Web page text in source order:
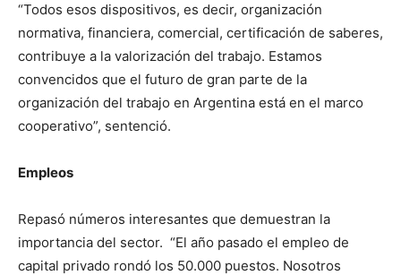
“Todos esos dispositivos, es decir, organización
normativa, financiera, comercial, certificación de saberes,
contribuye a la valorización del trabajo. Estamos
convencidos que el futuro de gran parte de la
organización del trabajo en Argentina está en el marco
cooperativo”, sentenció.
Empleos
Repasó números interesantes que demuestran la
importancia del sector. “El año pasado el empleo de
capital privado rondó los 50.000 puestos. Nosotros